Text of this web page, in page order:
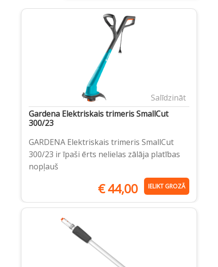
Salīdzināt
Gardena Elektriskais trimeris SmallCut
300/23
GARDENA Elektriskais trimeris SmallCut
300/23 ir īpaši ērts nelielas zālāja platības
nopļauš
€44,00 IELIKT GROZĀ